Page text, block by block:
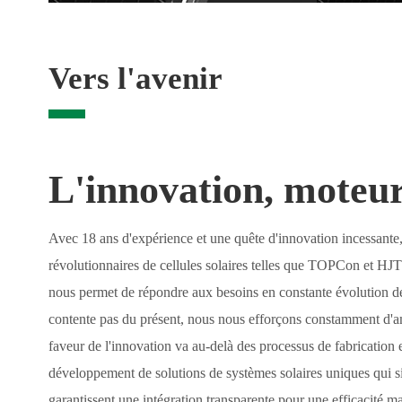
Vers l'avenir
L'innovation,
Avec 18 ans d'expérience et une quête d'innovation
révolutionnaires de cellules solaires telles que TOPCon et HJT
nous permet de répondre aux besoins en constante évolution
contente pas du présent, nous nous efforçons constamment
faveur de l'innovation va au-delà des processus de fabrication
développement de solutions de systèmes solaires uniques qui